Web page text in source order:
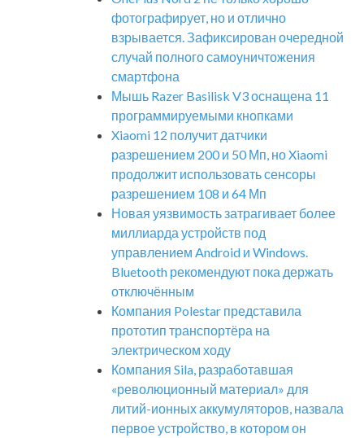
фотографирует, но и отлично
взрывается. Зафиксирован очередной
случай полного самоуничтожения
смартфона
Мышь Razer Basilisk V3 оснащена 11
программируемыми кнопками
Xiaomi 12 получит датчики
разрешением 200 и 50 Мп, но Xiaomi
продолжит использовать сенсоры
разрешением 108 и 64 Мп
Новая уязвимость затрагивает более
миллиарда устройств под
управлением Android и Windows.
Bluetooth рекомендуют пока держать
отключённым
Компания Polestar представила
прототип транспортёра на
электрическом ходу
Компания Sila, разработавшая
«революционный материал» для
литий-ионных аккумуляторов, назвала
первое устройство, в котором он